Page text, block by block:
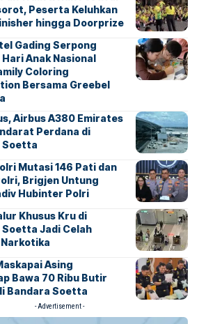
Peserta Keluhkan
hingga Doorprize
Gading Serpong
Hari Anak Nasional
Coloring
Bersama Greebel
Airbus A380 Emirates
Perdana di
Soetta
Mutasi 146 Pati dan
Brigjen Untung
Hubinter Polri
Khusus Kru di
Soetta Jadi Celah
Asing
Bawa 70 Ribu Butir
Bandara Soetta
- Advertisement -